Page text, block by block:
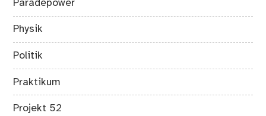
Paradepower
Physik
Politik
Praktikum
Projekt 52